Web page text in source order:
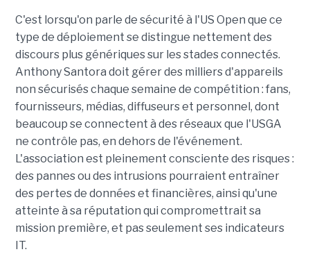
C'est lorsqu'on parle de sécurité à l'US Open que ce
type de déploiement se distingue nettement des
discours plus génériques sur les stades connectés.
Anthony Santora doit gérer des milliers d'appareils
non sécurisés chaque semaine de compétition : fans,
fournisseurs, médias, diffuseurs et personnel, dont
beaucoup se connectent à des réseaux que l'USGA
ne contrôle pas, en dehors de l'événement.
L'association est pleinement consciente des risques :
des pannes ou des intrusions pourraient entraîner
des pertes de données et financières, ainsi qu'une
atteinte à sa réputation qui compromettrait sa
mission première, et pas seulement ses indicateurs
IT.